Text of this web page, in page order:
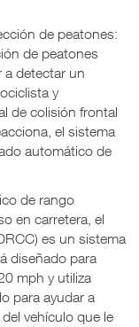
de peatones:
de peatones
a detectar un
y
de colisión frontal
el sistema
automático de
de rango
en carretera, el
es un sistema
diseñado para
mph y utiliza
para ayudar a
vehículo que le